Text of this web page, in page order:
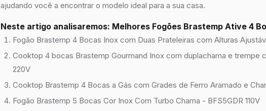
ajudando você a encontrar o modelo ideal para a sua casa.
Neste artigo analisaremos: Melhores Fogões Brastemp Ative 4
Fogão Brastemp 4 Bocas Inox com Duas Prateleiras com Alturas
Cooktop 4 bocas Brastemp Gourmand Inox com duplachama e trempe
220V
Cooktop Brastemp 4 Bocas a Gás com Grades de Ferro Aramado e
Fogão Brastemp 5 Bocas Cor Inox Com Turbo Chama - BFS5GDR 110V